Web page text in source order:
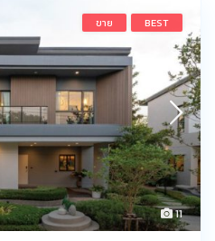
11
ขาย BEST